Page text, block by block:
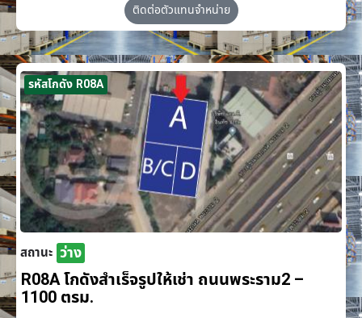
ติดต่อตัวแทนจำหน่าย
รหัสโกดัง R08A
สถานะ ว่าง
R08A โกดังสำเร็จรูปให้เช่า ถนนพระราม2 –
1100 ตรม.